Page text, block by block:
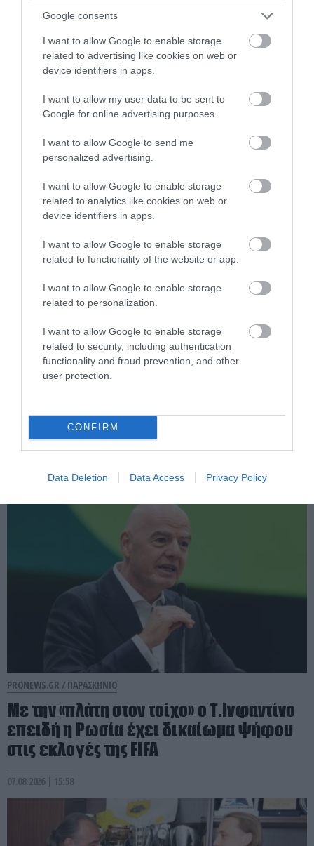
Google consents
I want to allow Google to enable storage
related to advertising like cookies on web or
device identifiers in apps.
I want to allow my user data to be sent to
Google for online advertising purposes.
I want to allow Google to send me
personalized advertising.
I want to allow Google to enable storage
related to analytics like cookies on web or
device identifiers in apps.
I want to allow Google to enable storage
related to functionality of the website or app.
I want to allow Google to enable storage
related to personalization.
I want to allow Google to enable storage
related to security, including authentication
functionality and fraud prevention, and other
user protection.
CONFIRM
Data Deletion Data Access Privacy Policy
PRONEWS.GR /ΠΑΡΑΣΚΗΝΙΟ
«Θα τον ανατινάξω με τέσσερις βόμβες» –
Αποκαλύψεις του FBI για απειλές
θανάτου κατά του Λιονέλ Μέσι στο
Μουντιάλ
07.08.2026 | 16:42
Νέα στοιχεία για τον θάνατο του
Ν.Μαραντόνα: ««Δεν θέλω τίποτα –
Τελείωσε»
07.08.2026 | 16:19
PRONEWS.GR / ΠΑΡΑΣΚΗΝΙΟ
Με την «πλάτη στον τοίχο» ο Τ.Ινφαντίνο
επειδή η Ρωσία έχει δικαίωμα ψήφου
στις εκλογές της FIFA
07.08.2026 | 15:58